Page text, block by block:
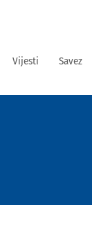
Vijesti Savez